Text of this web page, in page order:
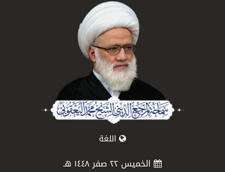
اللغة
الخميس ٢٢ صفر ١٤٤٨ هـ